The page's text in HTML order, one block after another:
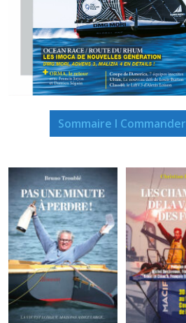
Sommaire I Commander